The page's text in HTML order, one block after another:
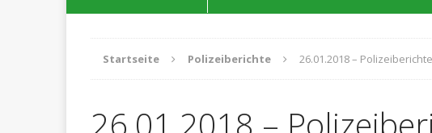
POLIZEIBERICHTE
Startseite Polizeiberichte 26.01.2018 – Polizeiberichte